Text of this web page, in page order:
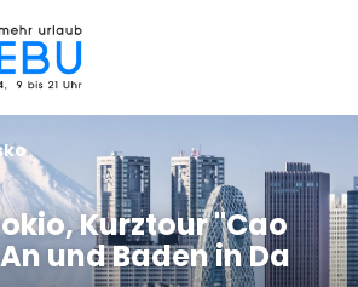
Kurztour "Cao
und Baden in Da